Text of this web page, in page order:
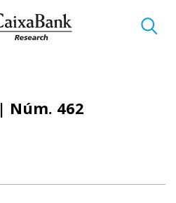
| Núm. 462